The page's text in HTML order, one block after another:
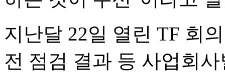
지난달 22일 열린 TF 회
전 점검 결과 등 사업회